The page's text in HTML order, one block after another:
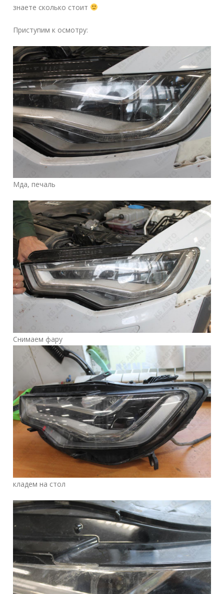
знаете сколько стоит
Приступим к осмотру:
Мда, печаль
Снимаем фару
кладем на стол